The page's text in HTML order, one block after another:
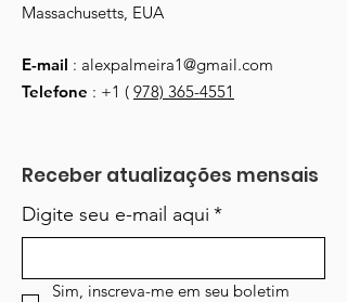
Massachusetts, EUA
E-mail : alexpalmeira1@gmail.com
Telefone : +1 ( 978) 365-4551
Receber atualizações mensais
Digite seu e-mail aqui *
Sim, inscreva-me em seu boletim